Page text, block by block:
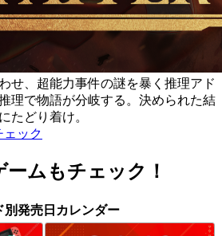
せ、超能力事件の謎を暴く推理アド
理で物語が分岐する。決められた結
たどり着け。
ェック
ムもチェック！
別発売日カレンダー